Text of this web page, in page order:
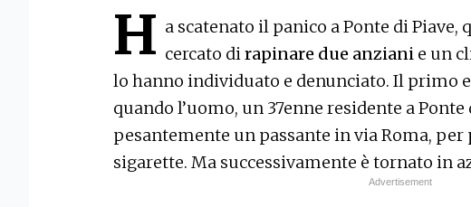
H a scatenato il panico a Ponte di
cercato dirapinare due anziani e un
lo hanno individuato e denunciato. Il primo
quando l’uomo, un 37enne residente a
pesantemente un passante in via Roma,
sigarette. Ma successivamente è tornato in